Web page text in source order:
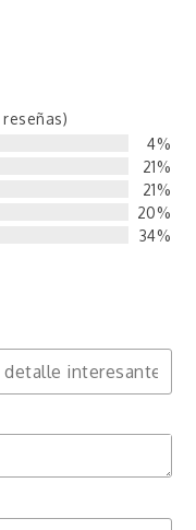
4%
21%
21%
20%
34%